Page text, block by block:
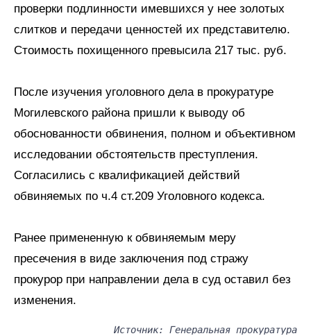
проверки подлинности имевшихся у нее золотых
слитков и передачи ценностей их представителю.
Стоимость похищенного превысила 217 тыс. руб.
После изучения уголовного дела в прокуратуре
Могилевского района пришли к выводу об
обоснованности обвинения, полном и объективном
исследовании обстоятельств преступления.
Согласились с квалификацией действий
обвиняемых по ч.4 ст.209 Уголовного кодекса.
Ранее примененную к обвиняемым меру
пресечения в виде заключения под стражу
прокурор при направлении дела в суд оставил без
изменения.
Источник: Генеральная прокуратура